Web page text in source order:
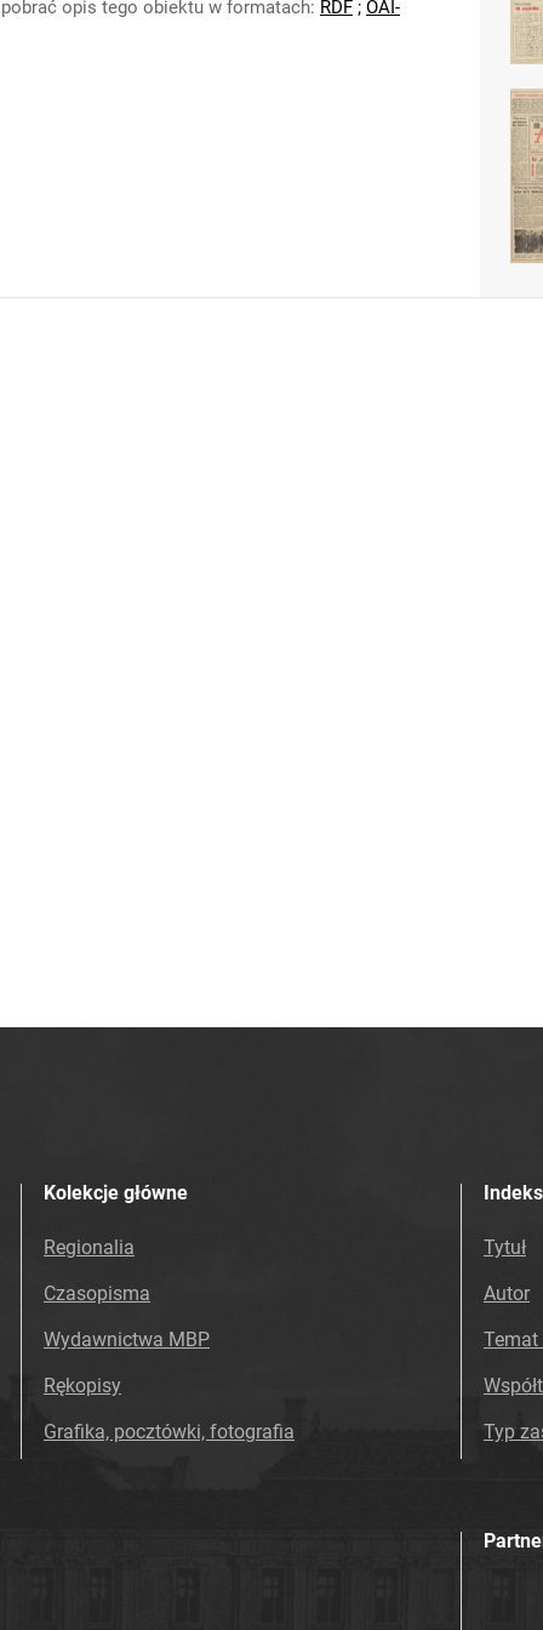
opis tego obiektu w formatach: RDF ; OAI-
Kolekcje główne
Regionalia
Czasopisma
Wydawnictwa MBP
Rękopisy
Grafika, pocztówki, fotografia
Tytuł
Autor
Temat
Typ